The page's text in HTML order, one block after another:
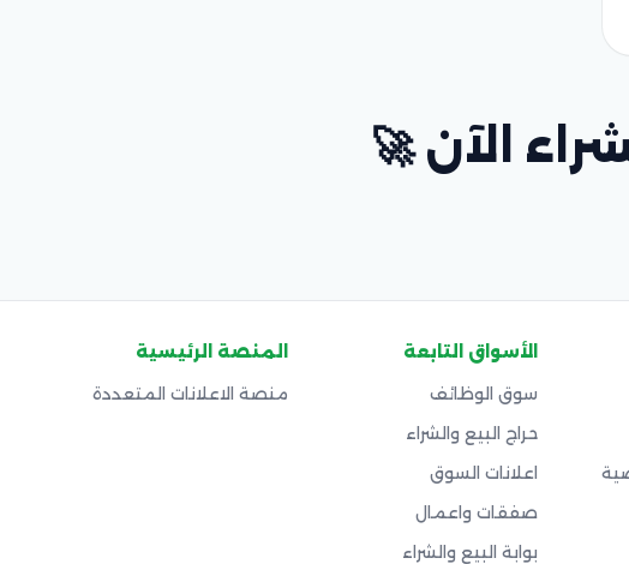
الآن 🚀
الأسواق التابعة
سوق الوظائف
حراج البيع والشراء
اعلانات السوق
صفقات واعمال
بوابة البيع والشراء
المنصة الرئيسية
منصة الاعلانات المتعددة